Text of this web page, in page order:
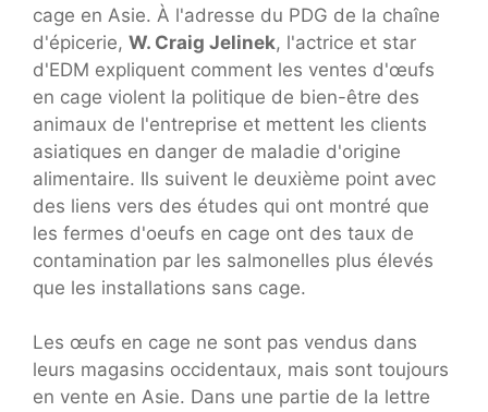
cage en Asie. À l'adresse du PDG de la chaîne
d'épicerie, W. Craig Jelinek, l'actrice et star
d'EDM expliquent comment les ventes d'œufs
en cage violent la politique de bien-être des
animaux de l'entreprise et mettent les clients
asiatiques en danger de maladie d'origine
alimentaire. Ils suivent le deuxième point avec
des liens vers des études qui ont montré que
les fermes d'oeufs en cage ont des taux de
contamination par les salmonelles plus élevés
que les installations sans cage.
Les œufs en cage ne sont pas vendus dans
leurs magasins occidentaux, mais sont toujours
en vente en Asie. Dans une partie de la lettre